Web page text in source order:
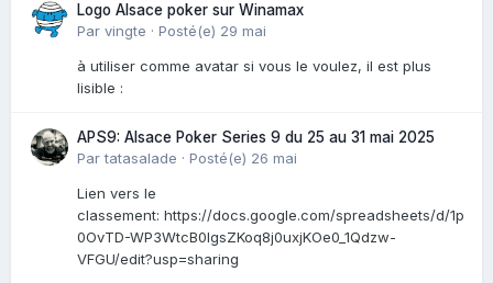
Logo Alsace poker sur Winamax
Par vingte · Posté(e) 29 mai
à utiliser comme avatar si vous le voulez, il est plus
lisible :
APS9: Alsace Poker Series 9 du 25 au 31 mai 2025
Partatasalade · Posté(e) 26 mai
Lien vers le
classement: https://docs.google.com/spreadsheets/d/1p
0OvTD-WP3WtcB0lgsZKoq8j0uxjKOe0_1Qdzw-
VFGU/edit?usp=sharing